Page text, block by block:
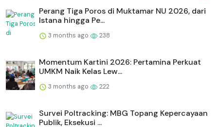
Perang Tiga Poros di Muktamar NU 2026, dari
Istana hingga Pe...
3 months ago 238
Momentum Kartini 2026: Pertamina Perkuat
UMKM Naik Kelas Lew...
3 months ago 222
Survei Poltracking: MBG Topang Kepercayaan
Publik, Eksekusi ...